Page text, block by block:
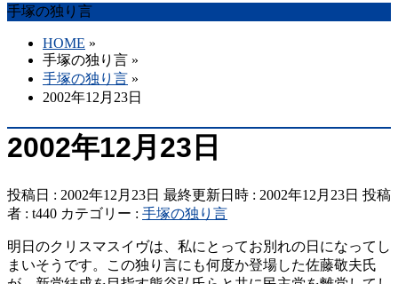
手塚の独り言
HOME »
手塚の独り言 »
手塚の独り言 »
2002年12月23日
2002年12月23日
投稿日 : 2002年12月23日 最終更新日時 : 2002年12月23日 投稿
者 : t440 カテゴリー : 手塚の独り言
明日のクリスマスイヴは、私にとってお別れの日になってし
まいそうです。この独り言にも何度か登場した佐藤敬夫氏